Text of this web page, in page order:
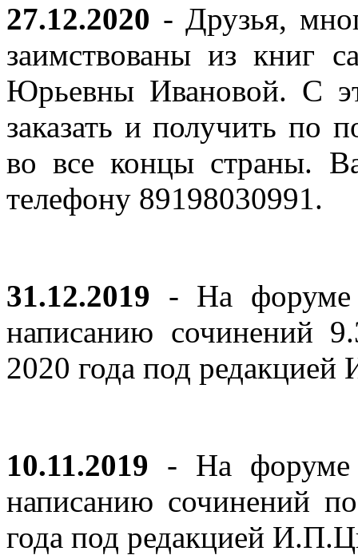
27.12.2020 - Друзья,
заимствованы из книг
Юрьевны Ивановой. С
заказать и получить по
во все концы страны.
телефону 89198030991.
31.12.2019 - На форуме
написанию сочинений
2020 года под
10.11.2019 - На форуме
написанию сочинений
года под редакцией